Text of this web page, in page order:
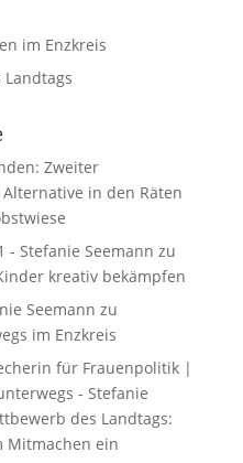
im Enzkreis
Zweiter
in den Räten
- Stefanie Seemann zu
kreativ bekämpfen
Seemann zu
im Enzkreis
für Frauenpolitik |
- Stefanie
des Landtags:
Mitmachen ein